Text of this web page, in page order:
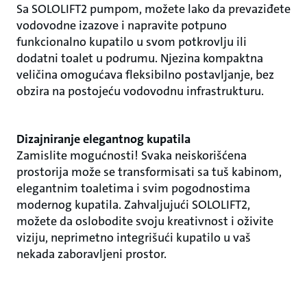
Sa SOLOLIFT2 pumpom, možete lako da prevaziđete
vodovodne izazove i napravite potpuno
funkcionalno kupatilo u svom potkrovlju ili
dodatni toalet u podrumu. Njezina kompaktna
veličina omogućava fleksibilno postavljanje, bez
obzira na postojeću vodovodnu infrastrukturu.
Dizajniranje elegantnog kupatila
Zamislite mogućnosti! Svaka neiskorišćena
prostorija može se transformisati sa tuš kabinom,
elegantnim toaletima i svim pogodnostima
modernog kupatila. Zahvaljujući SOLOLIFT2,
možete da oslobodite svoju kreativnost i oživite
viziju, neprimetno integrišući kupatilo u vaš
nekada zaboravljeni prostor.